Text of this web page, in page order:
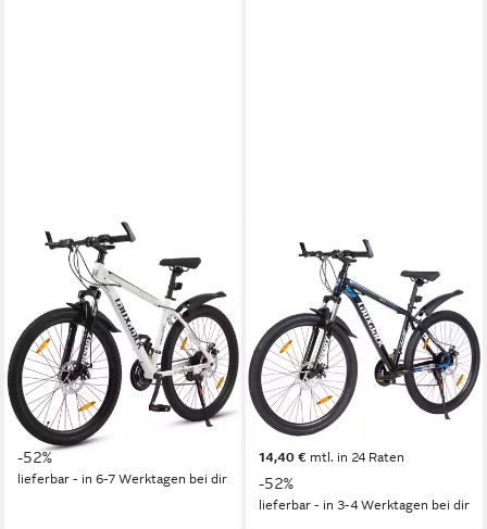
LAUXJACK
Mountainbike 26 Zoll, MTB,
Herrenrad, Shimano 21-Gang,
Federgabel, Scheibenbremse
43 cm Rahmenhöhe
21 Gänge
120 kg Zul. Gesamtgewicht
305,99 € UVP
641,99 €
15,20 €mtl. in 24 Raten
-52%
lieferbar - in 6-7 Werktagen bei dir
LAUXJACK
Mountainbike 26 Zoll, Fahrrad,
MTB, Shimano 21-Gang,
Scheibenbremsen,
Federgabel
21 Gänge
120 kg Zul. Gesamtgewicht
Eisen Rahmen
289,99 €
14,40 € mtl. in 24 Raten
-52%
lieferbar - in 3-4 Werktagen bei dir